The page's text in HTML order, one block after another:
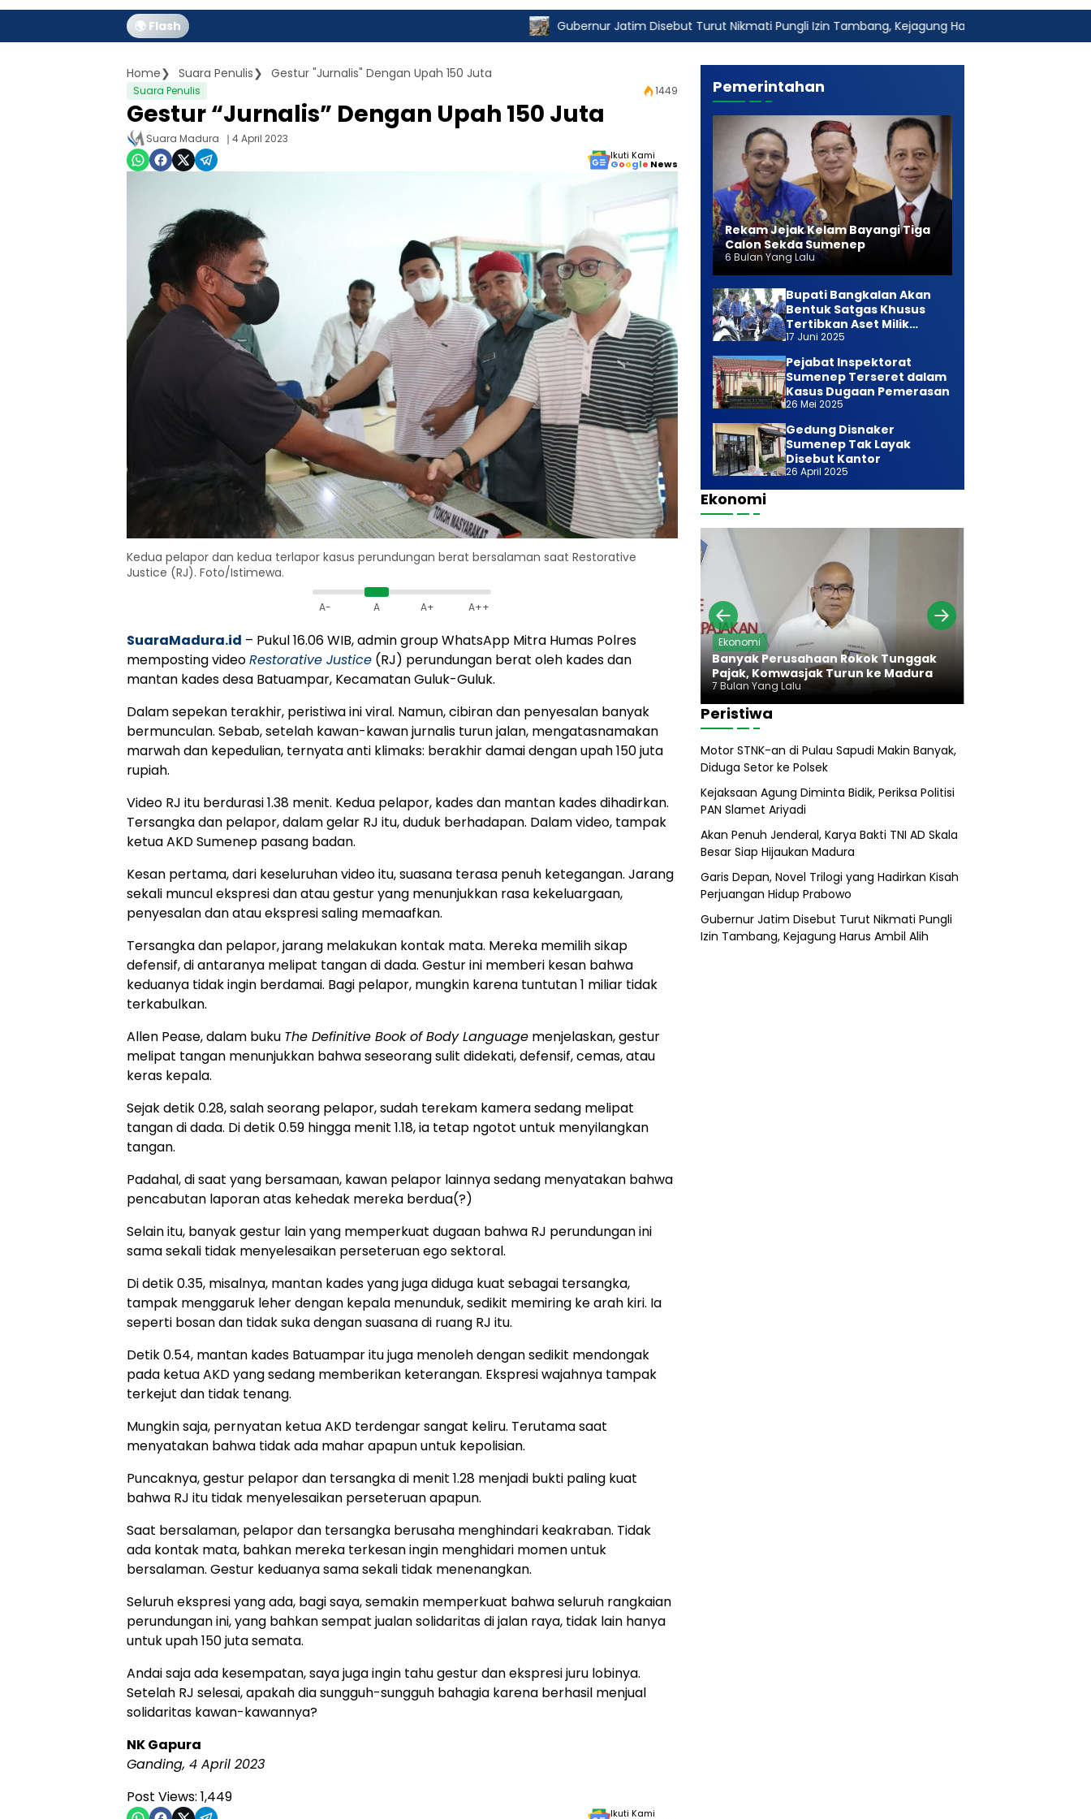
🌍 Flash Gubernur Jatim Disebut Turut Nikmati Pungli Izin Tambang, Kejagung Harus Ambil Alih
Home Suara Penulis Gestur "Jurnalis" Dengan Upah 150 Juta
Suara Penulis 1449
Gestur “Jurnalis” Dengan Upah 150 Juta
Suara Madura 4 April 2023
Ikuti Kami
Google News
Kedua pelapor dan kedua terlapor kasus perundungan berat bersalaman saat Restorative
Justice (RJ). Foto/Istimewa.
A- A A+ A++
SuaraMadura.id – Pukul 16.06 WIB, admin group WhatsApp Mitra Humas Polres
memposting videoRestorative Justice (RJ) perundungan berat oleh kades dan
mantan kades desa Batuampar, Kecamatan Guluk-Guluk.
Dalam sepekan terakhir, peristiwa ini viral. Namun, cibiran dan penyesalan banyak
bermunculan. Sebab, setelah kawan-kawan jurnalis turun jalan, mengatasnamakan
marwah dan kepedulian, ternyata anti klimaks: berakhir damai dengan upah 150 juta
rupiah.
Video RJ itu berdurasi 1.38 menit. Kedua pelapor, kades dan mantan kades dihadirkan.
Tersangka dan pelapor, dalam gelar RJ itu, duduk berhadapan. Dalam video, tampak
ketua AKD Sumenep pasang badan.
Kesan pertama, dari keseluruhan video itu, suasana terasa penuh ketegangan. Jarang
sekali muncul ekspresi dan atau gestur yang menunjukkan rasa kekeluargaan,
penyesalan dan atau ekspresi saling memaafkan.
Tersangka dan pelapor, jarang melakukan kontak mata. Mereka memilih sikap
defensif, di antaranya melipat tangan di dada. Gestur ini memberi kesan bahwa
keduanya tidak ingin berdamai. Bagi pelapor, mungkin karena tuntutan 1 miliar tidak
terkabulkan.
Allen Pease, dalam buku The Definitive Book of Body Language menjelaskan, gestur
melipat tangan menunjukkan bahwa seseorang sulit didekati, defensif, cemas, atau
keras kepala.
Sejak detik 0.28, salah seorang pelapor, sudah terekam kamera sedang melipat
tangan di dada. Di detik 0.59 hingga menit 1.18, ia tetap ngotot untuk menyilangkan
tangan.
Padahal, di saat yang bersamaan, kawan pelapor lainnya sedang menyatakan bahwa
pencabutan laporan atas kehedak mereka berdua(?)
Selain itu, banyak gestur lain yang memperkuat dugaan bahwa RJ perundungan ini
sama sekali tidak menyelesaikan perseteruan ego sektoral.
Di detik 0.35, misalnya, mantan kades yang juga diduga kuat sebagai tersangka,
tampak menggaruk leher dengan kepala menunduk, sedikit memiring ke arah kiri. Ia
seperti bosan dan tidak suka dengan suasana di ruang RJ itu.
Detik 0.54, mantan kades Batuampar itu juga menoleh dengan sedikit mendongak
pada ketua AKD yang sedang memberikan keterangan. Ekspresi wajahnya tampak
terkejut dan tidak tenang.
Mungkin saja, pernyatan ketua AKD terdengar sangat keliru. Terutama saat
menyatakan bahwa tidak ada mahar apapun untuk kepolisian.
Puncaknya, gestur pelapor dan tersangka di menit 1.28 menjadi bukti paling kuat
bahwa RJ itu tidak menyelesaikan perseteruan apapun.
Saat bersalaman, pelapor dan tersangka berusaha menghindari keakraban. Tidak
ada kontak mata, bahkan mereka terkesan ingin menghidari momen untuk
bersalaman. Gestur keduanya sama sekali tidak menenangkan.
Seluruh ekspresi yang ada, bagi saya, semakin memperkuat bahwa seluruh rangkaian
perundungan ini, yang bahkan sempat jualan solidaritas di jalan raya, tidak lain hanya
untuk upah 150 juta semata.
Andai saja ada kesempatan, saya juga ingin tahu gestur dan ekspresi juru lobinya.
Setelah RJ selesai, apakah dia sungguh-sungguh bahagia karena berhasil menjual
solidaritas kawan-kawannya?
NK Gapura
Ganding, 4 April 2023
Post Views: 1,449
Ikuti Kami
Pemerintahan
Rekam Jejak Kelam Bayangi Tiga
Calon Sekda Sumenep
6 Bulan Yang Lalu
Bupati Bangkalan Akan
Bentuk Satgas Khusus
Tertibkan Aset Milik
Daerah
17 Juni 2025
Pejabat Inspektorat
Sumenep Terseret dalam
Kasus Dugaan Pemerasan
26 Mei 2025
Gedung Disnaker
Sumenep Tak Layak
Disebut Kantor
26 April 2025
Ekonomi
Ekonomi
Banyak Perusahaan Rokok Tunggak
Pajak, Komwasjak Turun ke Madura
7 Bulan Yang Lalu
Peristiwa
Motor STNK-an di Pulau Sapudi Makin Banyak,
Diduga Setor ke Polsek
Kejaksaan Agung Diminta Bidik, Periksa Politisi
PAN Slamet Ariyadi
Akan Penuh Jenderal, Karya Bakti TNI AD Skala
Besar Siap Hijaukan Madura
Garis Depan, Novel Trilogi yang Hadirkan Kisah
Perjuangan Hidup Prabowo
Gubernur Jatim Disebut Turut Nikmati Pungli
Izin Tambang, Kejagung Harus Ambil Alih